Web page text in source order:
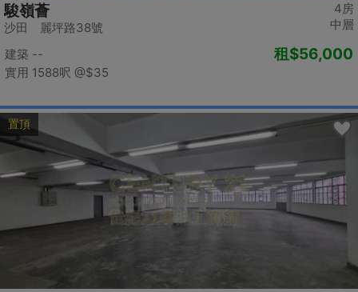
4房
中層
駿嶺薈
沙田 麗坪路38號
建築 --
實用 1588呎 @$35
租$56,000
置頂